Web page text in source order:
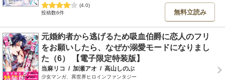
(4.0)
投稿数6件
無料立読み
元婚約者から逃げるため吸血伯爵に恋人のフリ
をお願いしたら、なぜか溺愛モードになりまし
た（6） 【電子限定特装版】
当麻リコ / 加瀬アオ / 高山しのぶ
少女マンガ、異世界ヒロインファンタジー